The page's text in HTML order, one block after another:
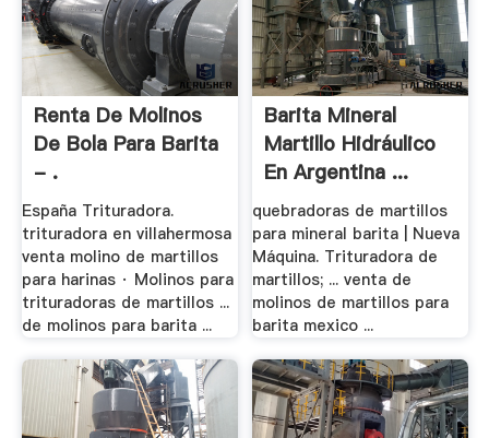
Renta De Molinos
De Bola Para Barita
- .
España Trituradora.
trituradora en villahermosa
venta molino de martillos
para harinas · Molinos para
trituradoras de martillos ...
de molinos para barita ...
Barita Mineral
Martillo Hidráulico
En Argentina ...
quebradoras de martillos
para mineral barita | Nueva
Máquina. Trituradora de
martillos; ... venta de
molinos de martillos para
barita mexico ...